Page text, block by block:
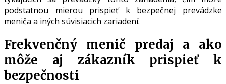
podstatnou mierou prispieť k bezpečnej prevádzke
meniča a iných súvisiacich zariadení.
Frekvenčný menič predaj a ako
môže aj zákazník prispieť k
bezpečnosti